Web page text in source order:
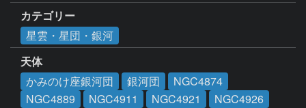
カテゴリー
星雲・星団・銀河
天体
かみのけ座銀河団
銀河団
NGC4874
NGC4889
NGC4911 NGC4921 NGC4926